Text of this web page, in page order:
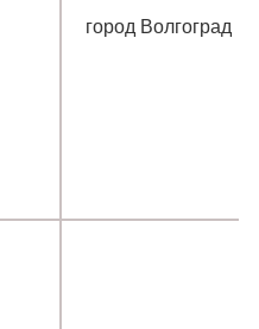
город Волгоград